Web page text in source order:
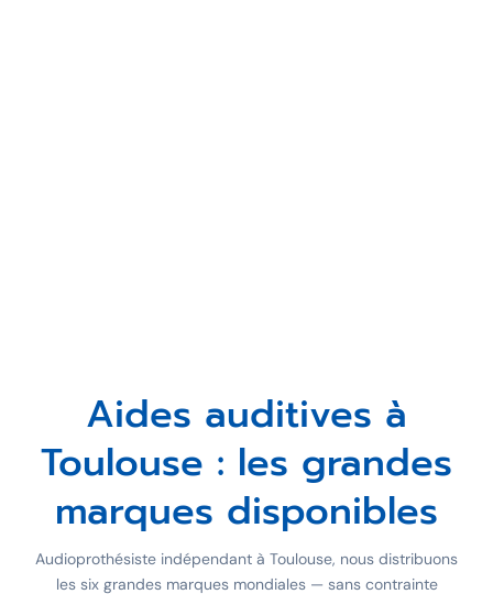
Aides auditives à
Toulouse : les grandes
marques disponibles
Audioprothésiste indépendant à Toulouse, nous distribuons
les six grandes marques mondiales — sans contrainte